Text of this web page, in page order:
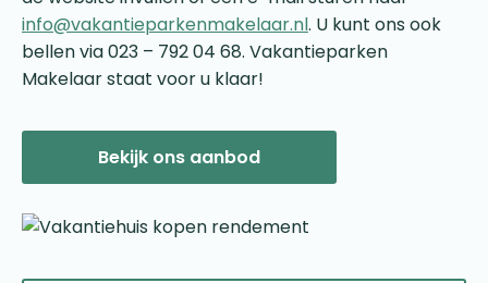
info@vakantieparkenmakelaar.nl. U kunt ons ook
bellen via 023 – 792 04 68. Vakantieparken
Makelaar staat voor u klaar!
Bekijk ons aanbod